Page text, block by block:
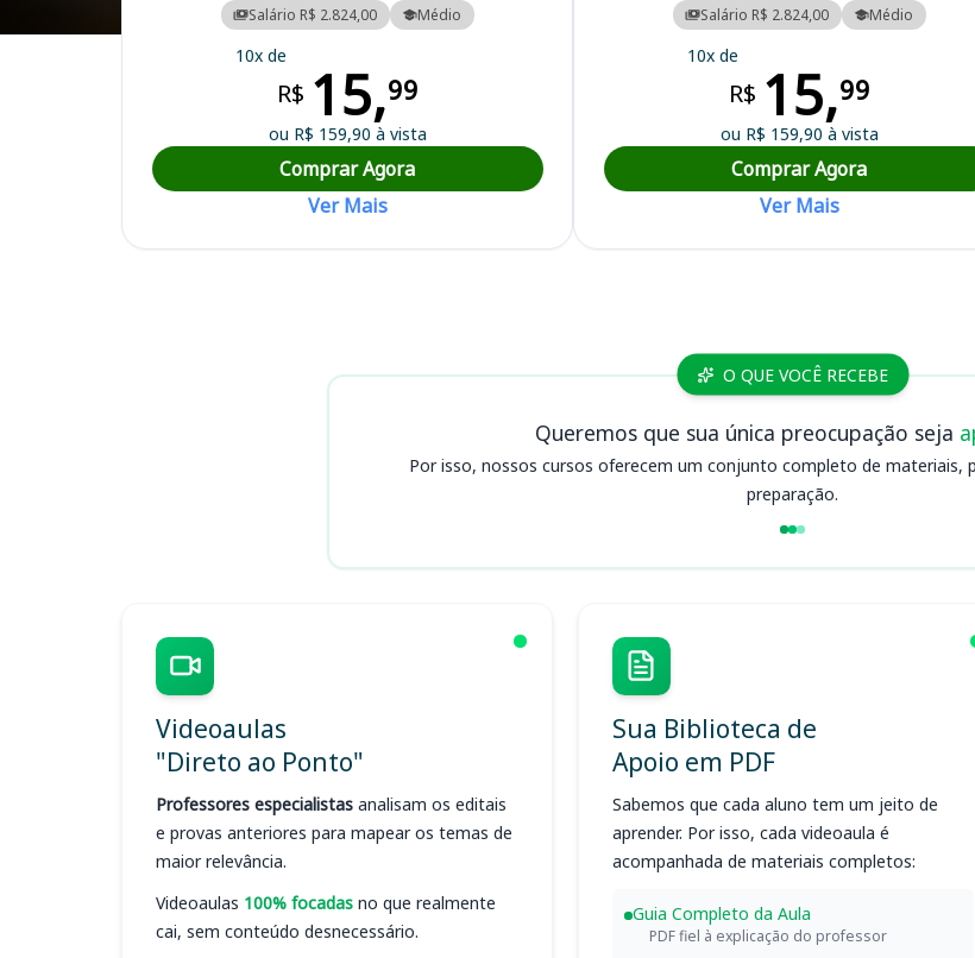
Curso Preparatório para o Concurso Carlópolis/PR - Prefeitura Municipal
Salário R$ 2.824,00 Médio
10x de
R$ 15,99
ou R$ 159,90 à vista
Comprar Agora
Ver Mais
Salário R$ 2.824,00 Médio
10x de
R$ 15,99
ou R$ 159,90 à vista
Comprar Agora
Ver Mais
O QUE VOCÊ RECEBE
Queremos que sua única preocupação seja
Por isso, nossos cursos oferecem um conjunto completo de materiais,
preparação.
Videoaulas
"Direto ao Ponto"
Professores especialistas analisam os editais
e provas anteriores para mapear os temas de
maior relevância.
Videoaulas 100% focadas no que realmente
cai, sem conteúdo desnecessário.
Sua Biblioteca de
Apoio em PDF
Sabemos que cada aluno tem um jeito de
aprender. Por isso, cada videoaula é
acompanhada de materiais completos:
Guia Completo da Aula
PDF fiel à explicação do professor